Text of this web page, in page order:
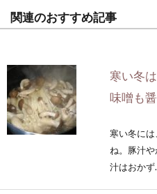
関連のおすすめ記事
寒い冬
味噌も
寒い冬に
ね。豚汁
汁はおかず